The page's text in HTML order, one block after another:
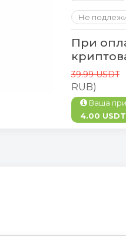
Не
При
39.99 USDT
RUB)
Ваша
4.00 USDT